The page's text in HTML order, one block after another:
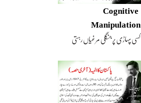
Cognitive
Manipulation
کسی پہاڑی پر جنگلی مرغیاں رہتی